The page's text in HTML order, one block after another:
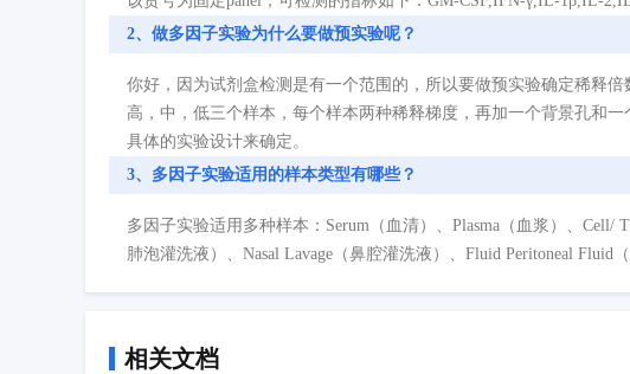
2、做多因子实验为什么要做预实验呢？
你好，因为试剂盒检测是有一个范围的，所以要做预实验确定稀释
高，中，低三个样本，每个样本两种稀释梯度，再加一个背景孔和
具体的实验设计来确定。
3、多因子实验适用的样本类型有哪些？
多因子实验适用多种样本：Serum（血清）、Plasma（血浆）、Cell/
肺泡灌洗液）、Nasal Lavage（鼻腔灌洗液）、Fluid Peritoneal Fluid
相关文档